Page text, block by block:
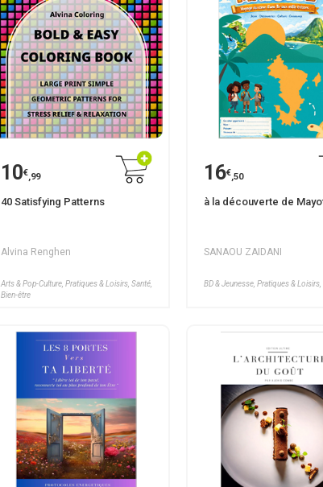
10€,99
40 Satisfying Patterns
Alvina Renghen
Arts & Pop-Culture, Pratiques & Loisirs, Santé,
Bien-être
16€,50
à la découverte de
SANAOU ZAIDANI
BD & Jeunesse, Pratiques &